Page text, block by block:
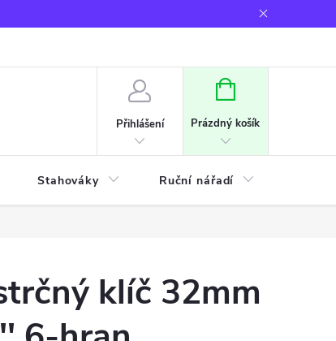
Přihlášení
NÁKUPNÍ
Prázdný košík
Stahováky Ruční nářadí
klíč 32mm